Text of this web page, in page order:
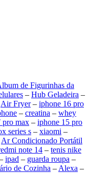
de Figurinhas da
– Hub Geladeira –
Air Fryer– iphone 16 pro
– creatina – whey
pro max – iphone 15 pro
series s – xiaomi –
Ar Condicionado Portátil
note 14 – tenis nike
ipad – guarda roupa –
de Cozinha – Alexa –